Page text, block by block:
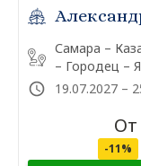
Самара –
– Городец –
19.07.2027 –
От
-11%